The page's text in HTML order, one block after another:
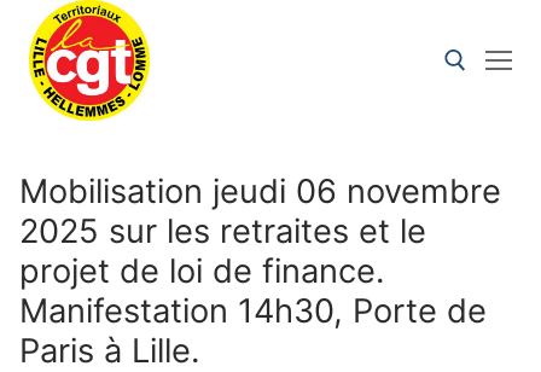
Mobilisation jeudi 06 novembre
2025 sur les retraites et le
projet de loi de finance.
Manifestation 14h30, Porte de
Paris à Lille.